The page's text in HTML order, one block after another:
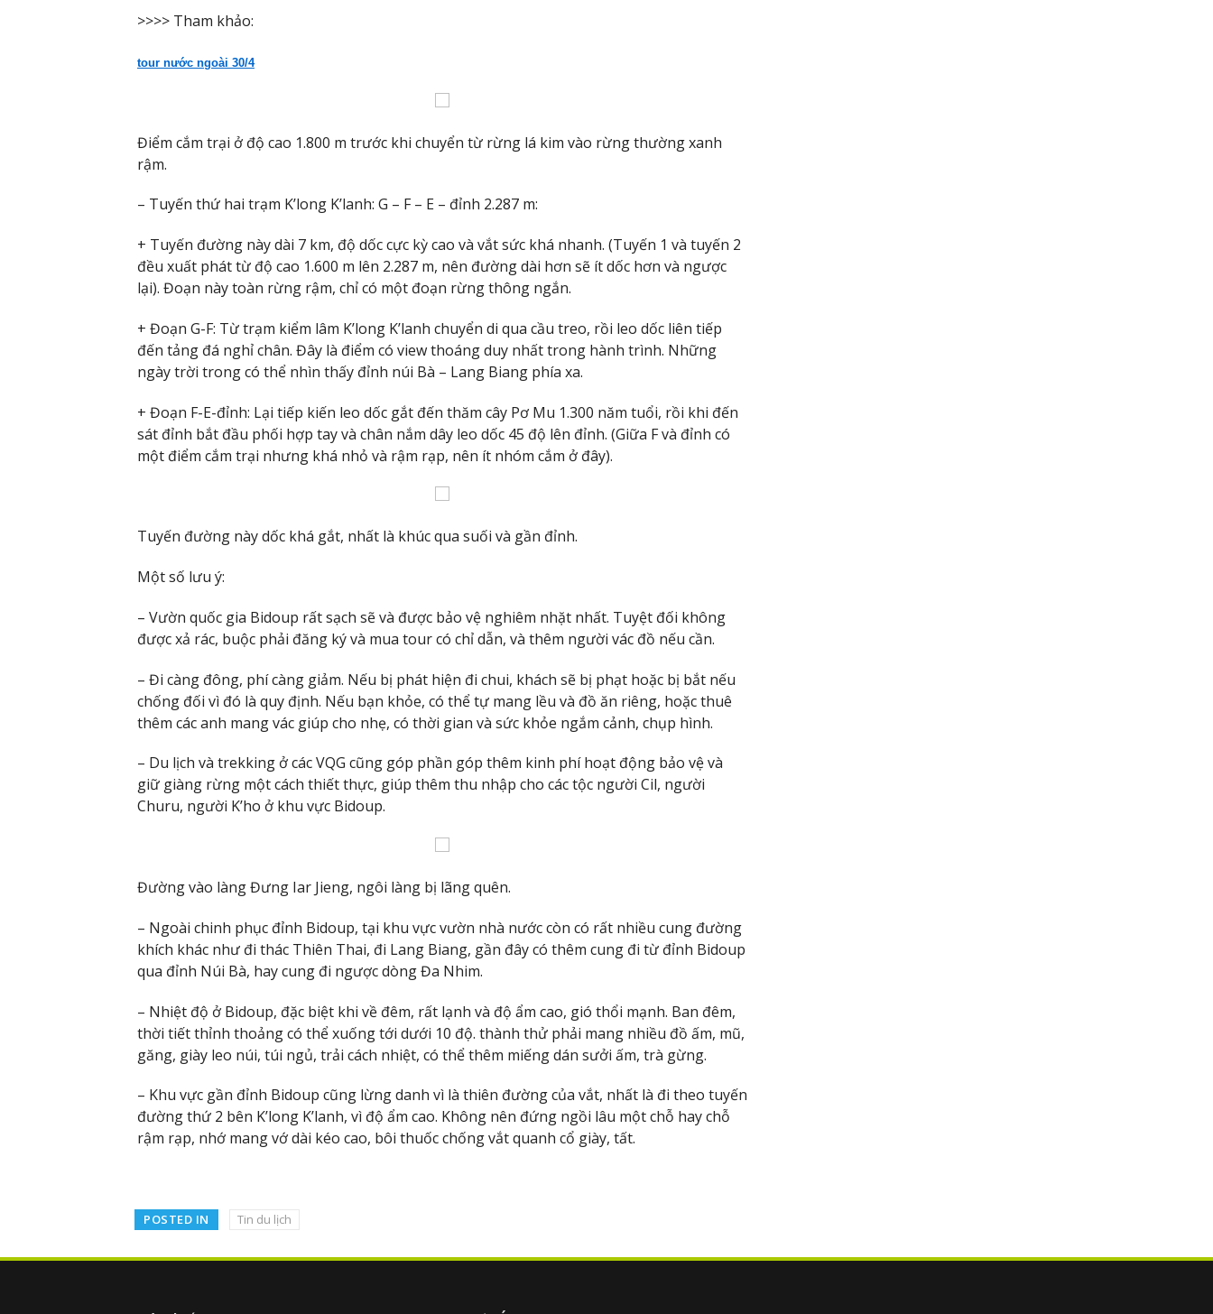
>>>> Tham khảo:
tour nước ngoài 30/4
Điểm cắm trại ở độ cao 1.800 m trước khi chuyển từ rừng lá kim vào rừng thường xanh
rậm.
– Tuyến thứ hai trạm K’long K’lanh: G – F – E – đỉnh 2.287 m:
+ Tuyến đường này dài 7 km, độ dốc cực kỳ cao và vắt sức khá nhanh. (Tuyến 1 và tuyến 2
đều xuất phát từ độ cao 1.600 m lên 2.287 m, nên đường dài hơn sẽ ít dốc hơn và ngược
lại). Đoạn này toàn rừng rậm, chỉ có một đoạn rừng thông ngắn.
+ Đoạn G-F: Từ trạm kiểm lâm K’long K’lanh chuyển di qua cầu treo, rồi leo dốc liên tiếp
đến tảng đá nghỉ chân. Đây là điểm có view thoáng duy nhất trong hành trình. Những
ngày trời trong có thể nhìn thấy đỉnh núi Bà – Lang Biang phía xa.
+ Đoạn F-E-đỉnh: Lại tiếp kiến leo dốc gắt đến thăm cây Pơ Mu 1.300 năm tuổi, rồi khi đến
sát đỉnh bắt đầu phối hợp tay và chân nắm dây leo dốc 45 độ lên đỉnh. (Giữa F và đỉnh có
một điểm cắm trại nhưng khá nhỏ và rậm rạp, nên ít nhóm cắm ở đây).
Tuyến đường này dốc khá gắt, nhất là khúc qua suối và gần đỉnh.
Một số lưu ý:
– Vườn quốc gia Bidoup rất sạch sẽ và được bảo vệ nghiêm nhặt nhất. Tuyệt đối không
được xả rác, buộc phải đăng ký và mua tour có chỉ dẫn, và thêm người vác đồ nếu cần.
– Đi càng đông, phí càng giảm. Nếu bị phát hiện đi chui, khách sẽ bị phạt hoặc bị bắt nếu
chống đối vì đó là quy định. Nếu bạn khỏe, có thể tự mang lều và đồ ăn riêng, hoặc thuê
thêm các anh mang vác giúp cho nhẹ, có thời gian và sức khỏe ngắm cảnh, chụp hình.
– Du lịch và trekking ở các VQG cũng góp phần góp thêm kinh phí hoạt động bảo vệ và
giữ giàng rừng một cách thiết thực, giúp thêm thu nhập cho các tộc người Cil, người
Churu, người K’ho ở khu vực Bidoup.
Đường vào làng Đưng Iar Jieng, ngôi làng bị lãng quên.
– Ngoài chinh phục đỉnh Bidoup, tại khu vực vườn nhà nước còn có rất nhiều cung đường
khích khác như đi thác Thiên Thai, đi Lang Biang, gần đây có thêm cung đi từ đỉnh Bidoup
qua đỉnh Núi Bà, hay cung đi ngược dòng Đa Nhim.
– Nhiệt độ ở Bidoup, đặc biệt khi về đêm, rất lạnh và độ ẩm cao, gió thổi mạnh. Ban đêm,
thời tiết thỉnh thoảng có thể xuống tới dưới 10 độ. thành thử phải mang nhiều đồ ấm, mũ,
găng, giày leo núi, túi ngủ, trải cách nhiệt, có thể thêm miếng dán sưởi ấm, trà gừng.
– Khu vực gần đỉnh Bidoup cũng lừng danh vì là thiên đường của vắt, nhất là đi theo tuyến
đường thứ 2 bên K’long K’lanh, vì độ ẩm cao. Không nên đứng ngồi lâu một chỗ hay chỗ
rậm rạp, nhớ mang vớ dài kéo cao, bôi thuốc chống vắt quanh cổ giày, tất.
POSTED IN Tin du lịch